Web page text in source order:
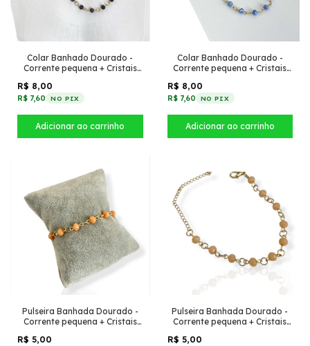
Colar Banhado Dourado -
Corrente pequena + Cristais
R$ 8,00
R$ 7,60 NO PIX
Colar Banhado Dourado -
Corrente pequena + Cristais
R$ 8,00
R$ 7,60 NO PIX
Pulseira Banhada Dourado -
Corrente pequena + Cristais
R$ 5,00
Pulseira Banhada Dourado -
Corrente pequena + Cristais
R$ 5,00